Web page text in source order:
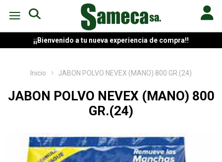
¡¡Bienvenido a tu nueva experiencia de compra!!
Inicio JABON POLVO NEVEX (MANO) 800 GR.(24)
JABON POLVO NEVEX (MANO) 800
GR.(24)